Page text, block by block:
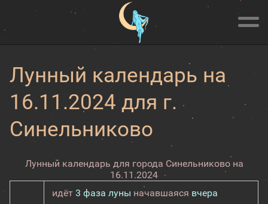
Лунный календарь на
16.11.2024 для г.
Синельниково
Лунный календарь для города Синельниково на
16.11.2024
идёт 3 фаза луны начавшаясявчера